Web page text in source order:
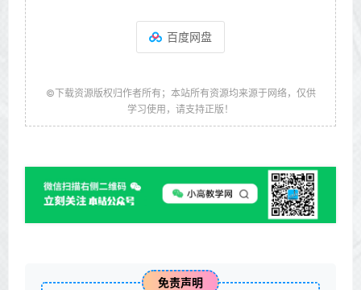
百度网盘
©下载资源版权归作者所有；本站所有资源均来源于网络，仅供
学习使用，请支持正版！
免责声明